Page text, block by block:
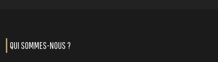
QUI SOMMES-NOUS ?